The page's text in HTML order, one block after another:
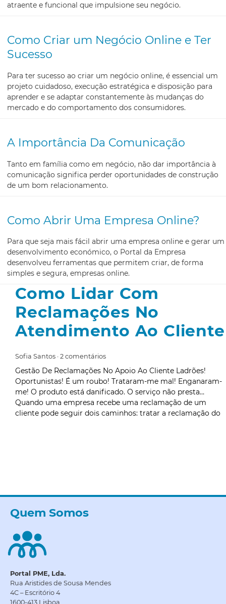
atraente e funcional que impulsione seu negócio.
Como Criar um Negócio Online e Ter
Sucesso
Para ter sucesso ao criar um negócio online, é essencial um
projeto cuidadoso, execução estratégica e disposição para
aprender e se adaptar constantemente às mudanças do
mercado e do comportamento dos consumidores.
A Importância Da Comunicação
Tanto em família como em negócio, não dar importância à
comunicação significa perder oportunidades de construção
de um bom relacionamento.
Como Abrir Uma Empresa Online?
Para que seja mais fácil abrir uma empresa online e gerar um
desenvolvimento económico, o Portal da Empresa
desenvolveu ferramentas que permitem criar, de forma
simples e segura, empresas online.
Como Lidar Com
Reclamações No
Atendimento Ao Cliente
Sofia Santos 2 comentários
Gestão De Reclamações No Apoio Ao Cliente Ladrões!
Oportunistas! É um roubo! Trataram-me mal! Enganaram-
me! O produto está danificado. O serviço não presta…
Quando uma empresa recebe uma reclamação de um
cliente pode seguir dois caminhos: tratar a reclamação do
Quem Somos
Portal PME, Lda.
Rua Aristides de Sousa Mendes
4C – Escritório 4
1600-413 Lisboa.